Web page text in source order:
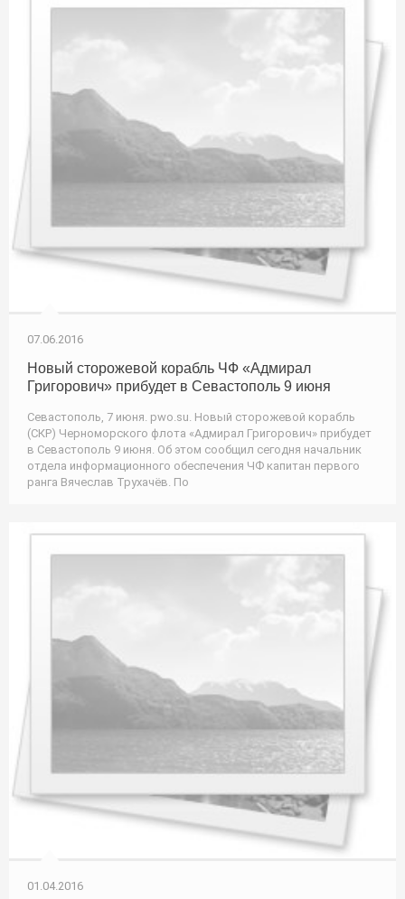
07.06.2016
Новый сторожевой корабль ЧФ «Адмирал
Григорович» прибудет в Севастополь 9 июня
Севастополь, 7 июня. pwo.su. Новый сторожевой корабль
(СКР) Черноморского флота «Адмирал Григорович» прибудет
в Севастополь 9 июня. Об этом сообщил сегодня начальник
отдела информационного обеспечения ЧФ капитан первого
ранга Вячеслав Трухачёв. По
01.04.2016